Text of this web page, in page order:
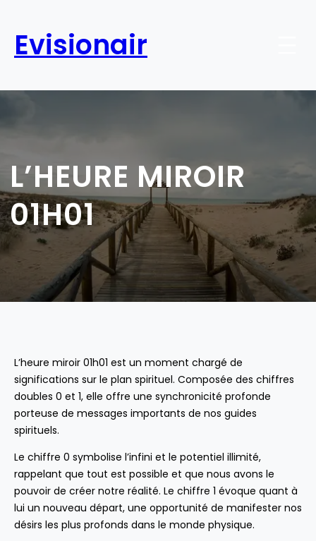
contenu
Evisionair
L’HEURE MIROIR
01H01
L’heure miroir 01h01 est un moment chargé de
significations sur le plan spirituel. Composée des chiffres
doubles 0 et 1, elle offre une synchronicité profonde
porteuse de messages importants de nos guides
spirituels.
Le chiffre 0 symbolise l’infini et le potentiel illimité,
rappelant que tout est possible et que nous avons le
pouvoir de créer notre réalité. Le chiffre 1 évoque quant à
lui un nouveau départ, une opportunité de manifester nos
désirs les plus profonds dans le monde physique.